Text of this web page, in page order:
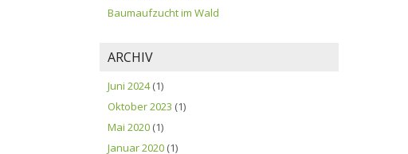
Baumaufzucht im Wald
ARCHIV
Juni 2024(1)
Oktober 2023 (1)
Mai 2020 (1)
Januar 2020 (1)